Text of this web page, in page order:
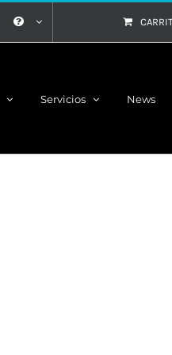
Servicios News